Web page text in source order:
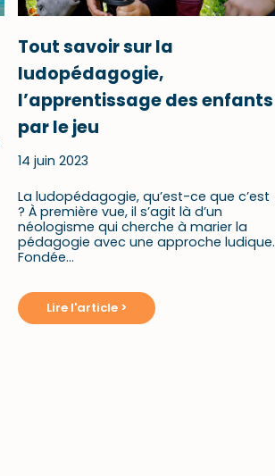
Tout savoir sur la
ludopédagogie,
l’apprentissage des enfants
par le jeu
14 juin 2023
La ludopédagogie, qu’est-ce que c’est
? À première vue, il s’agit là d’un
néologisme qui cherche à marier la
pédagogie avec une approche ludique.
Fondée…
Lire l'article >